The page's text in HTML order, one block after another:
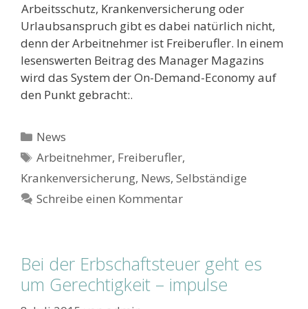
Arbeitsschutz, Krankenversicherung oder
Urlaubsanspruch gibt es dabei natürlich nicht,
denn der Arbeitnehmer ist Freiberufler. In einem
lesenswerten Beitrag des Manager Magazins
wird das System der On-Demand-Economy auf
den Punkt gebracht:.
Kategorien
News
Schlagwörter
Arbeitnehmer, Freiberufler,
Krankenversicherung, News, Selbständige
Schreibe einen Kommentar
Bei der Erbschaftsteuer geht es
um Gerechtigkeit – impulse